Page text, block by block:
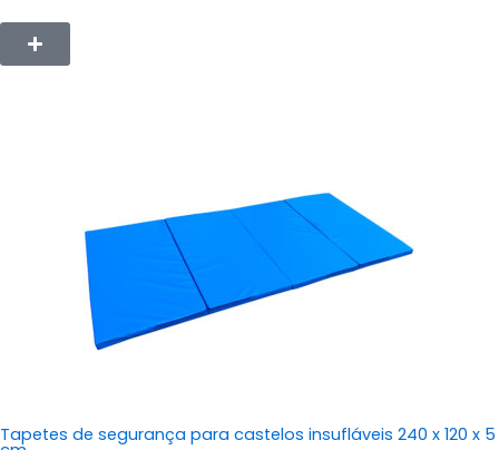
Tapetes de segurança para castelos insufláveis 240 x 120 x 5